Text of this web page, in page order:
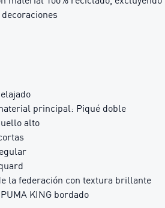
principal: Piqué doble
alto
la federación con textura brillante
KING bordado